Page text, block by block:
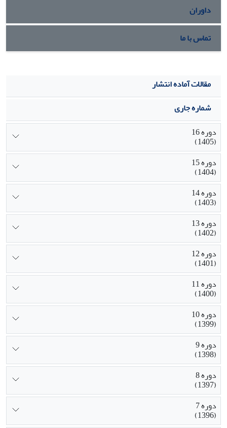
داوران
تماس با ما
مقالات آماده انتشار
شماره جاری
دوره 16
(1405)
دوره 15
(1404)
دوره 14
(1403)
دوره 13
(1402)
دوره 12
(1401)
دوره 11
(1400)
دوره 10
(1399)
دوره 9
(1398)
دوره 8
(1397)
دوره 7
(1396)